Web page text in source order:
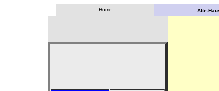
Home Alte-